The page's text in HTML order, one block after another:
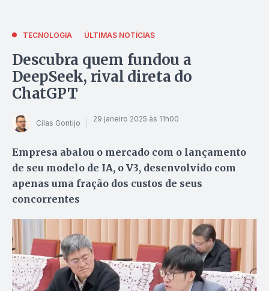
TECNOLOGIA ÚLTIMAS NOTÍCIAS
Descubra quem fundou a
DeepSeek, rival direta do
ChatGPT
Cilas Gontijo 29 janeiro 2025 às 11h00
Empresa abalou o mercado com o lançamento
de seu modelo de IA, o V3, desenvolvido com
apenas uma fração dos custos de seus
concorrentes